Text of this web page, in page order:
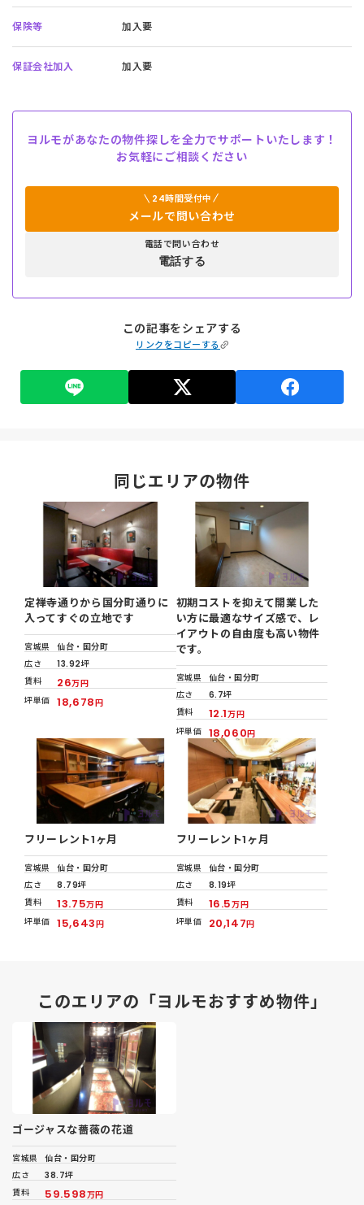
保険等 加入要
保証会社加入 加入要
ヨルモがあなたの物件探しを全力でサポートいたします！
お気軽にご相談ください
24時間受付中
メールで問い合わせ
電話で問い合わせ
電話する
この記事をシェアする
リンクをコピーする
同じエリアの物件
定禅寺通りから国分町通りに
入ってすぐの立地です
宮城県
仙台・国分町
広さ
13.92坪
賃料
26万円
坪単価 18,678円
初期コストを抑えて開業した
い方に最適なサイズ感で、レ
イアウトの自由度も高い物件
です。
宮城県
仙台・国分町
広さ
6.7坪
賃料
12.1万円
坪単価 18,060円
フリーレント1ヶ月
宮城県
仙台・国分町
広さ
8.79坪
賃料
13.75万円
坪単価 15,643円
フリーレント1ヶ月
宮城県
仙台・国分町
広さ
8.19坪
賃料
16.5万円
坪単価
20,147円
このエリアの「ヨルモおすすめ物件」
ゴージャスな薔薇の花道
宮城県
仙台・国分町
広さ
38.7坪
賃料
59.598万円